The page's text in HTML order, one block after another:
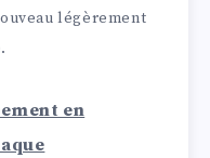
légèrement
en